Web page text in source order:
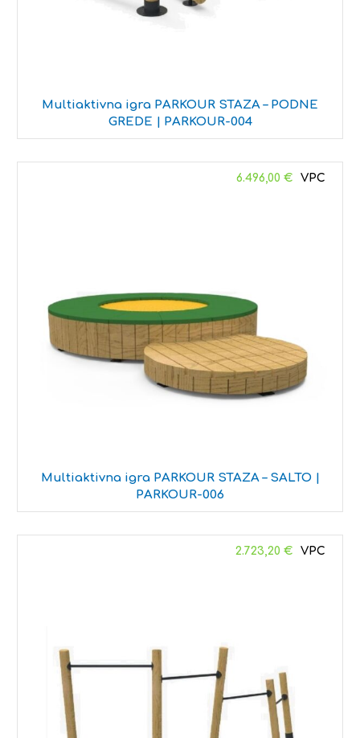
Multiaktivna igra PARKOUR STAZA – PODNE
GREDE | PARKOUR-004
Multiaktivna igra PARKOUR STAZA – SALTO |
PARKOUR-006
6.496,00 €
2.723,20 €